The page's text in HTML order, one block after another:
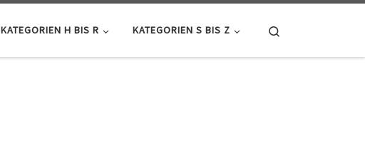
KATEGORIEN H BIS R KATEGORIEN S BIS Z